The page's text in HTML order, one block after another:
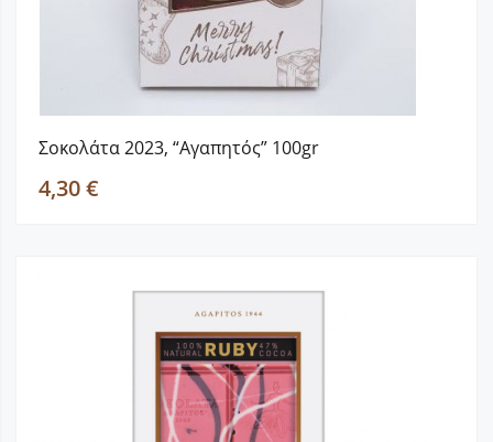
Σοκολάτα 2023, “Αγαπητός” 100gr
4,30 €